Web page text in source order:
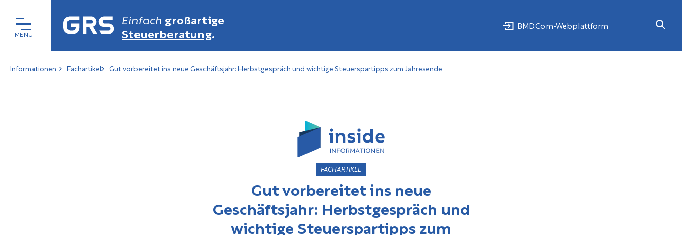
Einfach großartige
Steuerberatung. BMD.Com-Webplattform
Informationen Fachartikel Gut vorbereitet ins neue Geschäftsjahr: Herbstgespräch und wichtige Steuerspartipps zum Jahresende
FACHARTIKEL
Gut vorbereitet ins neue
Geschäftsjahr: Herbstgespräch und
wichtige Steuerspartipps zum